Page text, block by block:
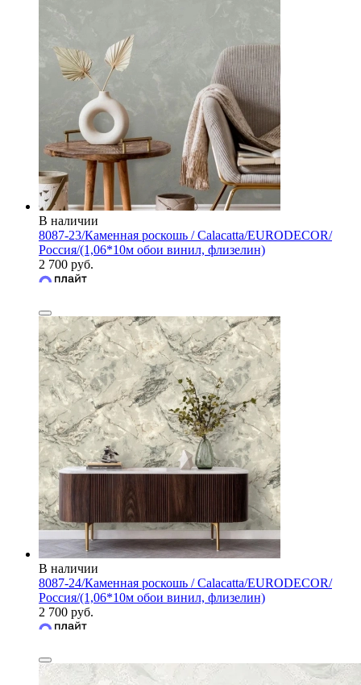
В наличии
8087-23/Каменная роскошь / Calacatta/EURODECOR/
Россия/(1,06*10м обои винил, флизелин)
2 700 руб.
В наличии
8087-24/Каменная роскошь / Calacatta/EURODECOR/
Россия/(1,06*10м обои винил, флизелин)
2 700 руб.